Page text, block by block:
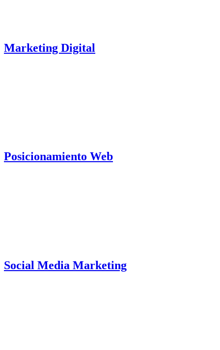
Marketing Digital
Posicionamiento Web
Social Media Marketing